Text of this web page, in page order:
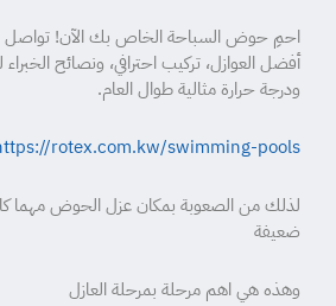
احمِ حوض السباحة الخاص بك الآن! تواصل
أفضل العوازل، تركيب احترافي، ونصائح
ودرجة حرارة مثالية طوال العام.
rotex.com.kw/swimming-pools/
لذلك من الصعوبة بمكان عزل الحوض مهما
ضعيفة
وهذه هي اهم مرحلة بمرحلة العازل